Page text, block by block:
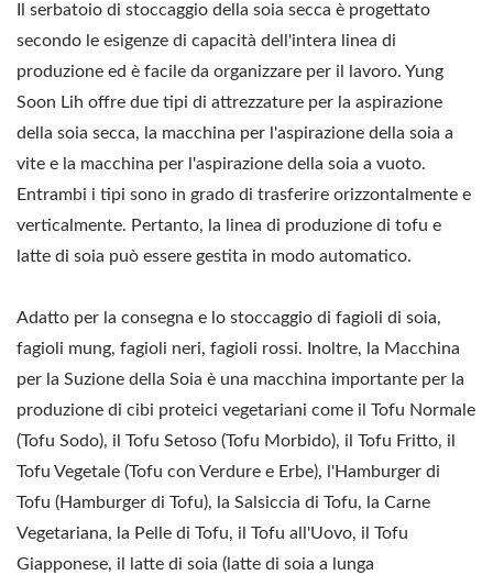
Il serbatoio di stoccaggio della soia secca è progettato
secondo le esigenze di capacità dell'intera linea di
produzione ed è facile da organizzare per il lavoro. Yung
Soon Lih offre due tipi di attrezzature per la aspirazione
della soia secca, la macchina per l'aspirazione della soia a
vite e la macchina per l'aspirazione della soia a vuoto.
Entrambi i tipi sono in grado di trasferire orizzontalmente e
verticalmente. Pertanto, la linea di produzione di tofu e
latte di soia può essere gestita in modo automatico.
Adatto per la consegna e lo stoccaggio di fagioli di soia,
fagioli mung, fagioli neri, fagioli rossi. Inoltre, la Macchina
per la Suzione della Soia è una macchina importante per la
produzione di cibi proteici vegetariani come il Tofu Normale
(Tofu Sodo), il Tofu Setoso (Tofu Morbido), il Tofu Fritto, il
Tofu Vegetale (Tofu con Verdure e Erbe), l'Hamburger di
Tofu (Hamburger di Tofu), la Salsiccia di Tofu, la Carne
Vegetariana, la Pelle di Tofu, il Tofu all'Uovo, il Tofu
Giapponese, il latte di soia (latte di soia a lunga